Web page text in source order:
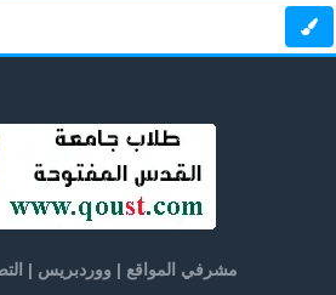
مشرفي المواقع | ووردبريس |